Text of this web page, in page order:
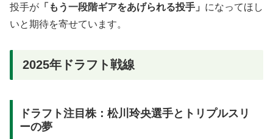
投手が 「もう一段階ギアをあげられる投手」 になってほし
いと期待を寄せています。
2025年ドラフト戦線
ドラフト注目株：松川玲央選手とトリプルスリ
ーの夢